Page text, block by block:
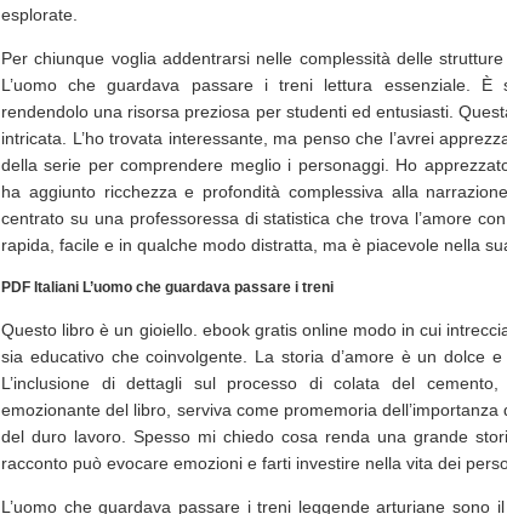
esplorate.
Per chiunque voglia addentrarsi nelle complessità delle
L’uomo che guardava passare i treni lettura essenziale. È
rendendolo una risorsa preziosa per studenti ed entusiasti.
intricata. L’ho trovata interessante, ma penso che l’avrei
della serie per comprendere meglio i personaggi. Ho
ha aggiunto ricchezza e profondità complessiva alla
centrato su una professoressa di statistica che trova l’amore
rapida, facile e in qualche modo distratta, ma è piacevole nella
PDF Italiani L’uomo che guardava passare i treni
Questo libro è un gioiello. ebook gratis online modo in cui
sia educativo che coinvolgente. La storia d’amore è un dolce
L’inclusione di dettagli sul processo di colata del
emozionante del libro, serviva come promemoria dell’importanza
del duro lavoro. Spesso mi chiedo cosa renda una grande
racconto può evocare emozioni e farti investire nella vita dei
L’uomo che guardava passare i treni leggende arturiane sono